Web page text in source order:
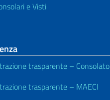
e Visti
trasparente – Consolato
trasparente – MAECI